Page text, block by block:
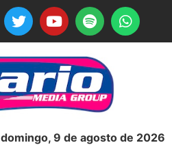
domingo, 9 de agosto de 2026